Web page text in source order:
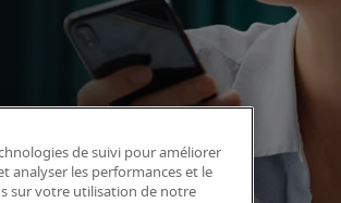
de suivi pour améliorer
analyser les performances et le
sur votre utilisation de notre